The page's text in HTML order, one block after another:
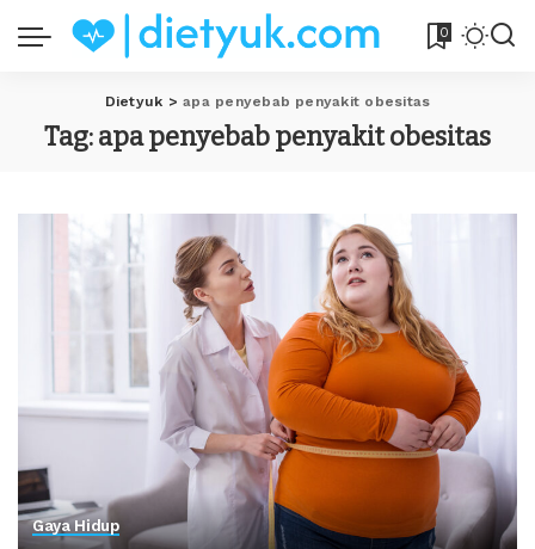
0
Dietyuk >apa penyebab penyakit obesitas
Tag:apa penyebab penyakit obesitas
Gaya Hidup